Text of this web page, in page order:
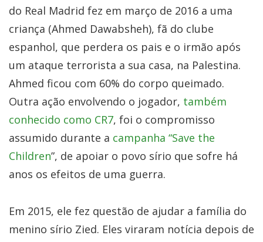
do Real Madrid fez em março de 2016 a uma
criança (Ahmed Dawabsheh), fã do clube
espanhol, que perdera os pais e o irmão após
um ataque terrorista a sua casa, na Palestina.
Ahmed ficou com 60% do corpo queimado.
Outra ação envolvendo o jogador, também
conhecido como CR7, foi o compromisso
assumido durante a campanha “Save the
Children”, de apoiar o povo sírio que sofre há
anos os efeitos de uma guerra.
Em 2015, ele fez questão de ajudar a família do
menino sírio Zied. Eles viraram notícia depois de